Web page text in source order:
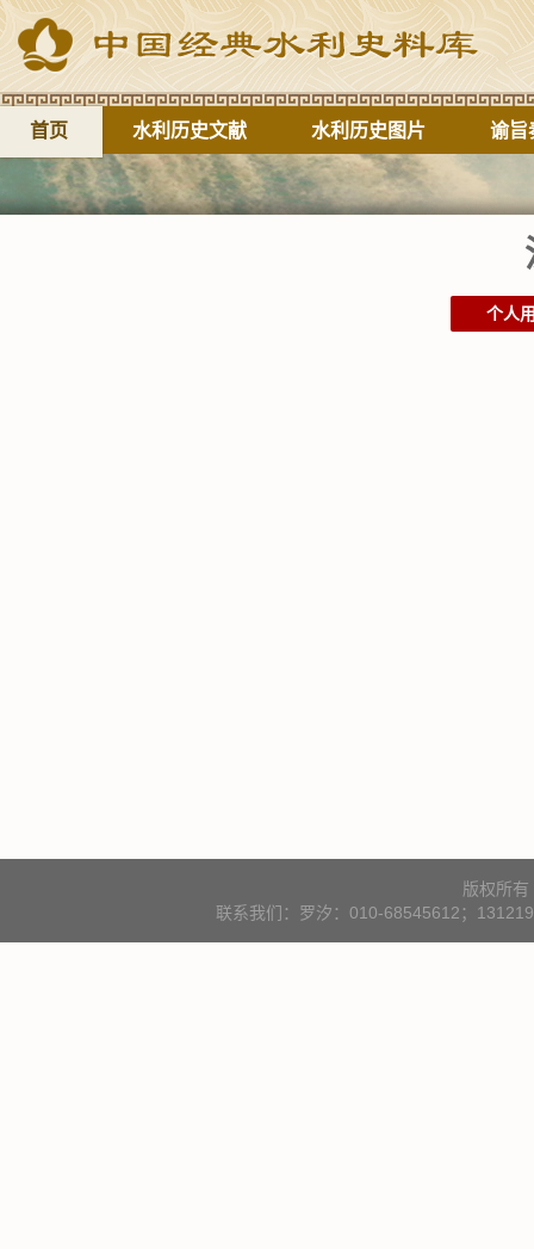
首页 水利历史文献 水利历史图片 谕旨
个人
版权所
联系我们：罗汐：010-68545612；